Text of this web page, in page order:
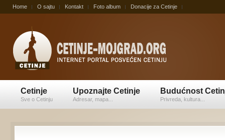
Home O sajtu Kontakt Foto album Donacije za Cetinje
Cetinje
Sve o Cetinju
Upoznajte Cetinje
Adresar, mapa...
Budućnost
Privreda, kultura...